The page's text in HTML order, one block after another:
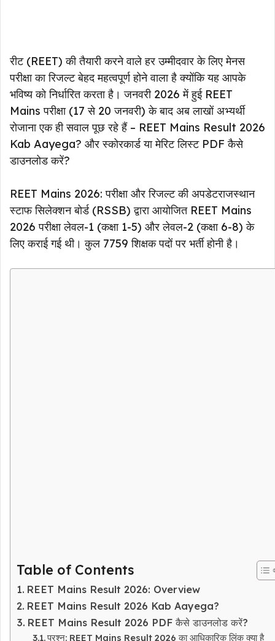
रीट (REET) की तैयारी करने वाले हर उम्मीदवार के लिए मेनस
परीक्षा का रिजल्ट बेहद महत्वपूर्ण होने वाला है क्योंकि यह आपके
भविष्य को निर्धारित करता है। जनवरी 2026 में हुई REET
Mains परीक्षा (17 से 20 जनवरी) के बाद अब लाखों अभ्यर्थी
रोजाना एक ही सवाल पूछ रहे हैं – REET Mains Result 2026
Kab Aayega? और स्कोरकार्ड या मेरिट लिस्ट PDF कैसे
डाउनलोड करें?
REET Mains 2026: परीक्षा और रिजल्ट की अपडेटराजस्थान
स्टाफ सिलेक्शन बोर्ड (RSSB) द्वारा आयोजित REET Mains
2026 परीक्षा लेवल-1 (कक्षा 1-5) और लेवल-2 (कक्षा 6-8) के
लिए कराई गई थी। कुल 7759 शिक्षक पदों पर भर्ती होनी है।
Table of Contents
REET Mains Result 2026: Overview
REET Mains Result 2026 Kab Aayega?
REET Mains Result 2026 PDF कैसे डाउनलोड करें?
प्रश्न: REET Mains Result 2026 का आधिकारिक लिंक क्या है